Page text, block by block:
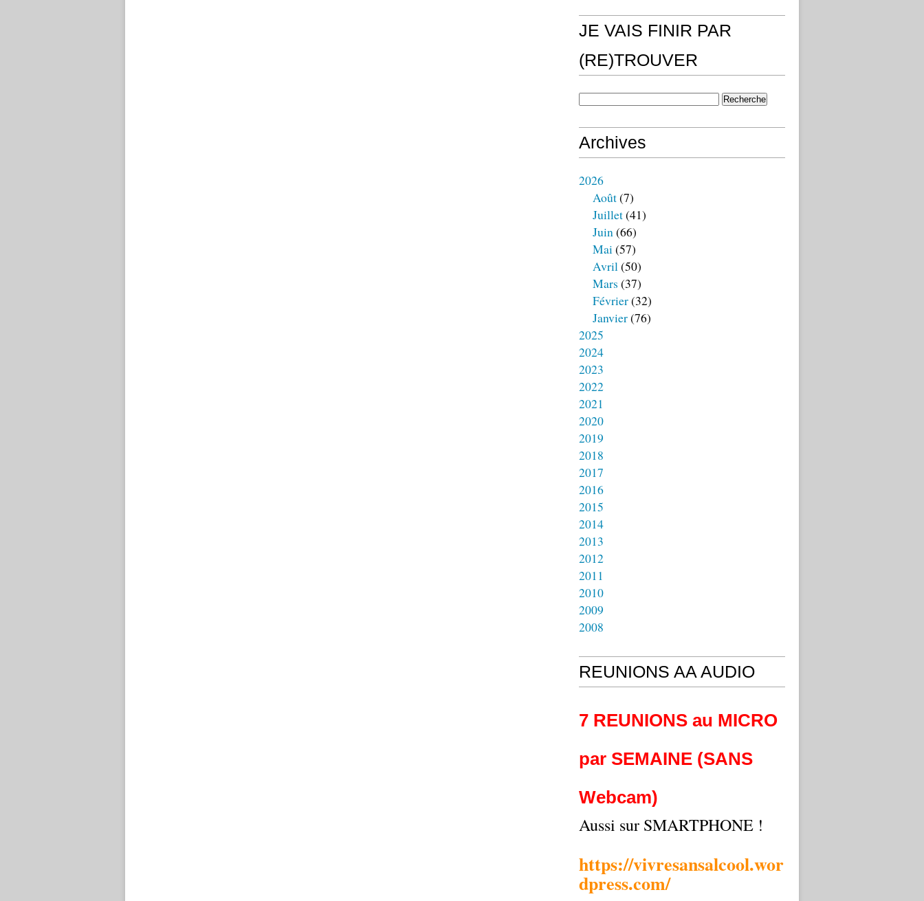
JE VAIS FINIR PAR
(RE)TROUVER
Archives
2026
Août(7)
Juillet(41)
Juin(66)
Mai(57)
Avril(50)
Mars (37)
Février(32)
Janvier(76)
2025
2024
2023
2022
2021
2020
2019
2018
2017
2016
2015
2014
2013
2012
2011
2010
2009
2008
REUNIONS AA AUDIO
7 REUNIONS au MICRO
par SEMAINE (SANS
Webcam)
Aussi sur SMARTPHONE !
https://vivresansalcool.wor
dpress.com/